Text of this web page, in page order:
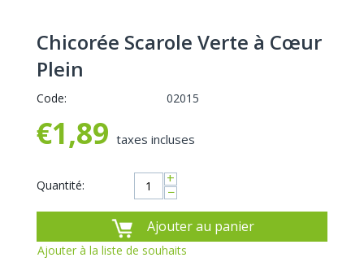
Chicorée Scarole Verte à Cœur
Plein
Code: 02015
€1,89 taxes incluses
Quantité: +
−
Ajouter au panier
Ajouter à la liste de souhaits